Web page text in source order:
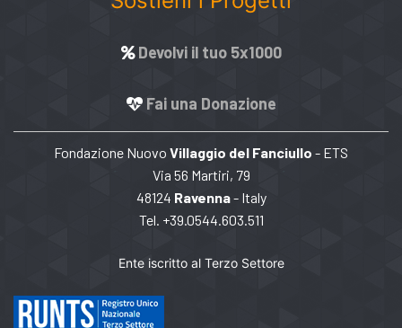
Devolvi il tuo 5x1000
Fai una Donazione
Fondazione Nuovo Villaggio del Fanciullo - ETS
Via 56 Martiri, 79
48124 Ravenna- Italy
Tel. +39.0544.603.511
Ente iscritto al Terzo Settore